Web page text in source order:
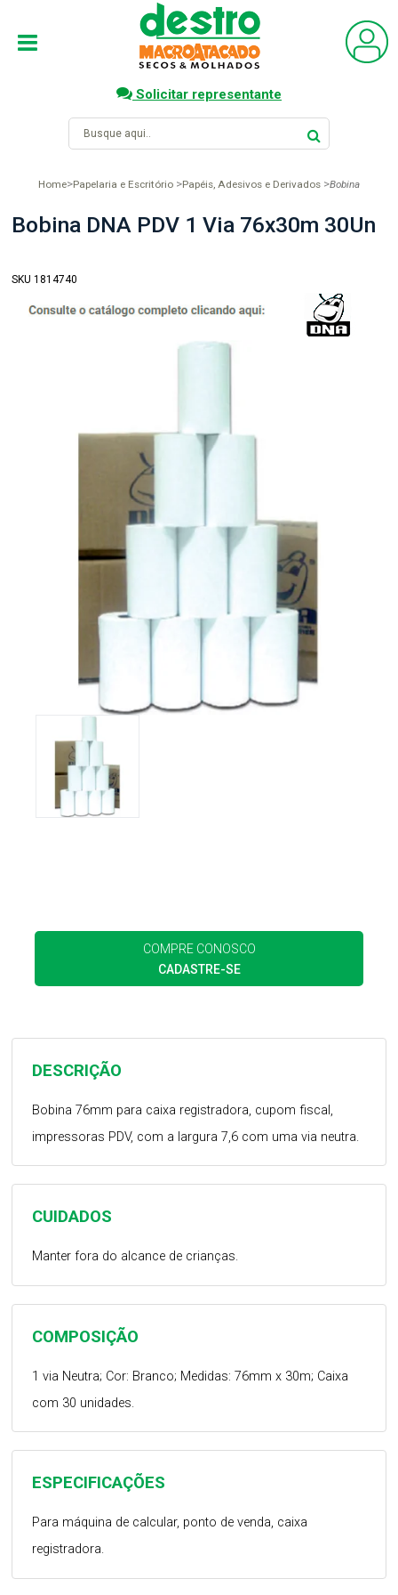
Solicitar representante
Home Papelaria e Escritório Papéis, Adesivos e Derivados Bobina
Bobina DNA PDV 1 Via 76x30m 30Un
SKU 1814740
COMPRE CONOSCO
CADASTRE-SE
ESPECIFICAÇÕES
Para máquina de calcular, ponto de venda, caixa
registradora.
COMPOSIÇÃO
1 via Neutra; Cor: Branco; Medidas: 76mm x 30m; Caixa
com 30 unidades.
CUIDADOS
Manter fora do alcance de crianças.
DESCRIÇÃO
Bobina 76mm para caixa registradora, cupom fiscal,
impressoras PDV, com a largura 7,6 com uma via neutra.